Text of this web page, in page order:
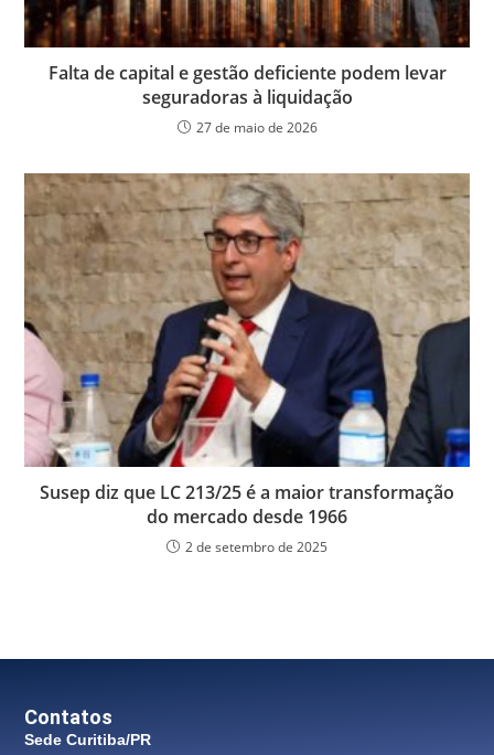
Falta de capital e gestão deficiente podem levar
seguradoras à liquidação
27 de maio de 2026
Susep diz que LC 213/25 é a maior transformação
do mercado desde 1966
2 de setembro de 2025
Contatos
Sede Curitiba/PR